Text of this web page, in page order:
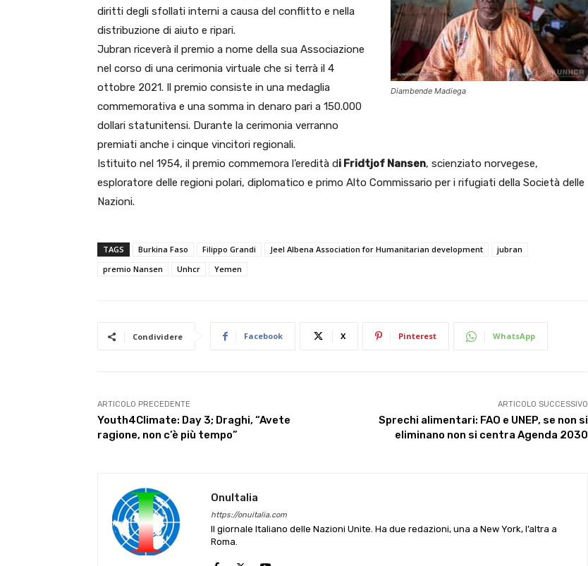
Diambende Madiega
diritti degli sfollati interni a causa del conflitto e nella
distribuzione di aiuto e ripari.
Jubran riceverà il premio a nome della sua Associazione
nel corso di una cerimonia virtuale che si terrà il 4
ottobre 2021. Il premio consiste in una medaglia
commemorativa e una somma in denaro pari a 150.000
dollari statunitensi. Durante la cerimonia verranno
premiati anche i cinque vincitori regionali.
Istituito nel 1954, il premio commemora l’eredità di Fridtjof Nansen, scienziato norvegese,
esploratore delle regioni polari, diplomatico e primo Alto Commissario per i rifugiati della Società delle
Nazioni.
TAGS Burkina Faso Filippo Grandi Jeel Albena Association for Humanitarian development
jubran
premio Nansen
Unhcr Yemen
Condividere Facebook X Pinterest WhatsApp
ARTICOLO PRECEDENTE
Youth4Climate: Day 3; Draghi, “Avete
ragione, non c’è più tempo”
ARTICOLO SUCCESSIVO
Sprechi alimentari: FAO e UNEP, se non si
eliminano non si centra Agenda 2030
OnuItalia
https://onuitalia.com
Il giornale Italiano delle Nazioni Unite. Ha due redazioni, una a New York, l’altra a
Roma.